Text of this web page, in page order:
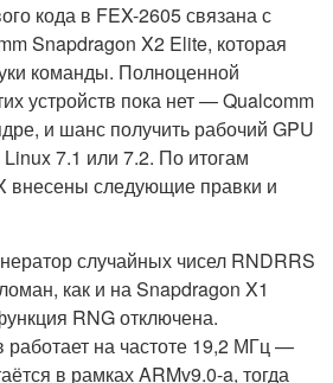
кода в FEX-2605 связана с
Snapdragon X2 Elite, которая
команды. Полноценной
устройств пока нет — Qualcomm
и шанс получить рабочий GPU
7.1 или 7.2. По итогам
внесены следующие правки и
случайных чисел RNDRRS
как и на Snapdragon X1
RNG отключена.
работает на частоте 19,2 МГц —
в рамках ARMv9.0-a, тогда